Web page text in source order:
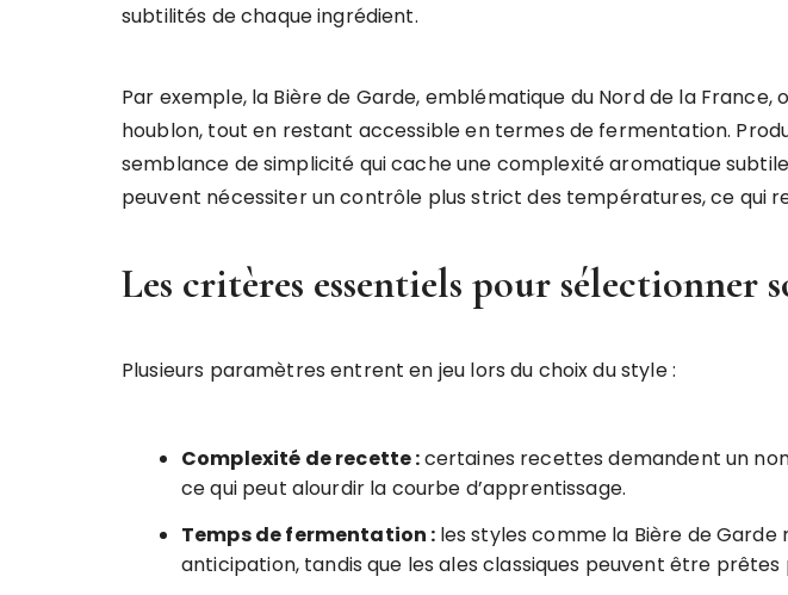
subtilités de chaque ingrédient.
Par exemple, la Bière de Garde, emblématique du Nord de la
houblon, tout en restant accessible en termes de fermentation.
semblance de simplicité qui cache une complexité aromatique
peuvent nécessiter un contrôle plus strict des températures, ce qui
Les critères essentiels pour sélectionner
Plusieurs paramètres entrent en jeu lors du choix du style :
Complexité de recette :certaines recettes demandent un
ce qui peut alourdir la courbe d’apprentissage.
Temps de fermentation : les styles comme la Bière de
anticipation, tandis que les ales classiques peuvent être